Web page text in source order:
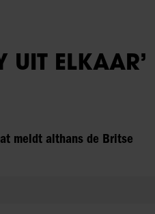
UIT ELKAAR’
meldt althans de Britse